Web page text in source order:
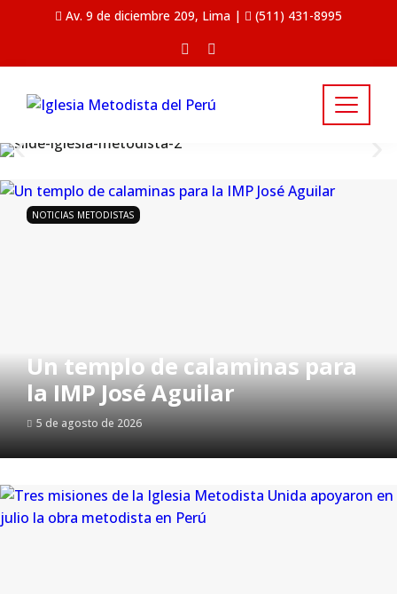
Av. 9 de diciembre 209, Lima | (511) 431-8995
Un templo de calaminas para
la IMP José Aguilar
5 de agosto de 2026
NOTICIAS METODISTAS